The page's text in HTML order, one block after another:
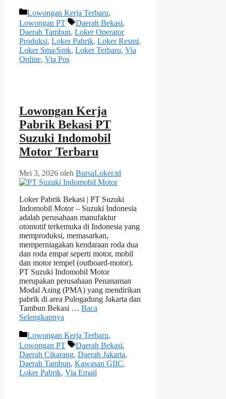
Kategori
Lowongan Kerja Terbaru,
Lowongan PT
Tag
Daerah Bekasi,
Daerah Tambun, Loker Operator
Produksi, Loker Pabrik, Loker Resmi,
Loker Sma/Smk, Loker Terbaru, Via
Online, Via Pos
Lowongan Kerja
Pabrik Bekasi PT
Suzuki Indomobil
Motor Terbaru
Mei 3, 2026 oleh BursaLoker.id
Loker Pabrik Bekasi | PT Suzuki
Indomobil Motor – Suzuki Indonesia
adalah perusahaan manufaktur
otomotif terkemuka di Indonesia yang
memproduksi, memasarkan,
memperniagakan kendaraan roda dua
dan roda empat seperti motor, mobil
dan motor tempel (outboard-motor).
PT Suzuki Indomobil Motor
merupakan perusahaan Penanaman
Modal Asing (PMA) yang mendirikan
pabrik di area Pulogadung Jakarta dan
Tambun Bekasi … Baca
Selengkapnya
Kategori
Lowongan Kerja Terbaru,
Lowongan PT
Tag
Daerah Bekasi,
Daerah Cikarang, Daerah Jakarta,
Daerah Tambun, Kawasan GIIC,
Loker Pabrik, Via Email